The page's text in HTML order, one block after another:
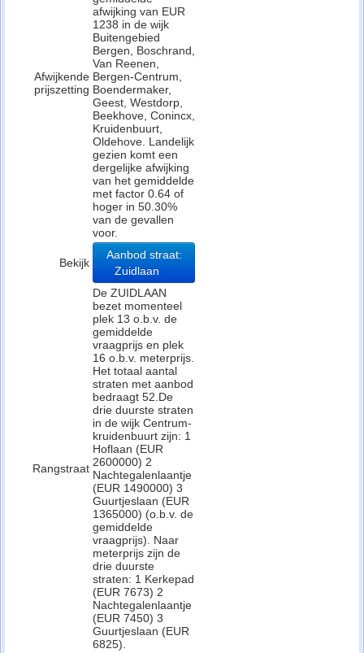
Afwijkende
prijszetting
afwijking van EUR
1238 in de wijk
Buitengebied
Bergen, Boschrand,
Van Reenen,
Bergen-Centrum,
Boendermaker,
Geest, Westdorp,
Beekhove, Conincx,
Kruidenbuurt,
Oldehove. Landelijk
gezien komt een
dergelijke afwijking
van het gemiddelde
met factor 0.64 of
hoger in 50.30%
van de gevallen
voor.
Bekijk
Aanbod straat:
Zuidlaan
Rangstraat
De ZUIDLAAN
bezet momenteel
plek 13 o.b.v. de
gemiddelde
vraagprijs en plek
16 o.b.v. meterprijs.
Het totaal aantal
straten met aanbod
bedraagt 52.De
drie duurste straten
in de wijk Centrum-
kruidenbuurt zijn: 1
Hoflaan (EUR
2600000) 2
Nachtegalenlaantje
(EUR 1490000) 3
Guurtjeslaan (EUR
1365000) (o.b.v. de
gemiddelde
vraagprijs). Naar
meterprijs zijn de
drie duurste
straten: 1 Kerkepad
(EUR 7673) 2
Nachtegalenlaantje
(EUR 7450) 3
Guurtjeslaan (EUR
6825).